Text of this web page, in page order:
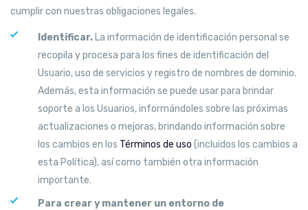
cumplir con nuestras obligaciones legales.
Identificar. La información de identificación personal se
recopila y procesa para los fines de identificación del
Usuario, uso de servicios y registro de nombres de dominio.
Además, esta información se puede usar para brindar
soporte a los Usuarios, informándoles sobre las próximas
actualizaciones o mejoras, brindando información sobre
los cambios en los Términos de uso (incluidos los cambios a
esta Política), así como también otra información
importante.
Para crear y mantener un entorno de